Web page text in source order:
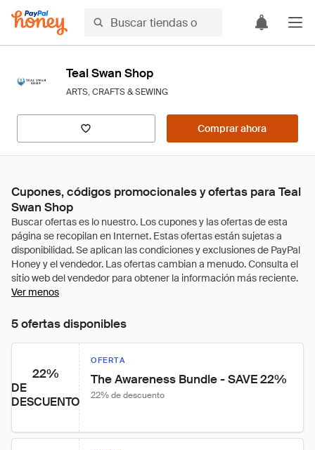
Teal Swan Shop
ARTS, CRAFTS & SEWING
Comprar ahora
Cupones, códigos promocionales y ofertas para Teal
Swan Shop
Ver menos
5 ofertas disponibles
22%
DE
DESCUENTO
OFERTA
The Awareness Bundle - SAVE 22%
22% de descuento